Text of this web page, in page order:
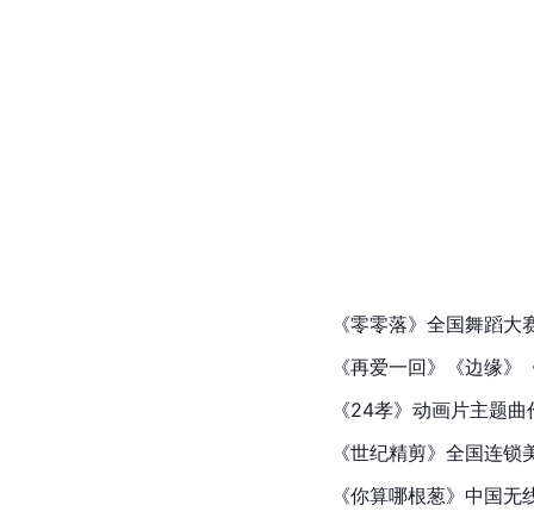
《零零落》全国舞蹈
《再爱一回》《边缘
《24孝》动画片主题
《世纪精剪》全国连
《你算哪根葱》中国